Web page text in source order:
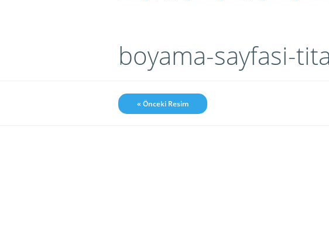
boyama-sayfasi-
« Önceki Resim